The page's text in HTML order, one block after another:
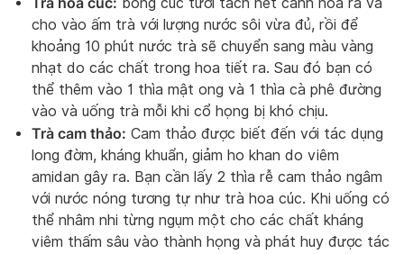
cho vào ấm trà với lượng nước sôi vừa đủ, rồi để
khoảng 10 phút nước trà sẽ chuyển sang màu vàng
nhạt do các chất trong hoa tiết ra. Sau đó bạn có
thể thêm vào 1 thìa mật ong và 1 thìa cà phê đường
vào và uống trà mỗi khi cổ họng bị khó chịu.
Trà cam thảo: Cam thảo được biết đến với tác dụng
long đờm, kháng khuẩn, giảm ho khan do viêm
amidan gây ra. Bạn cần lấy 2 thìa rễ cam thảo ngâm
với nước nóng tương tự như trà hoa cúc. Khi uống có
thể nhâm nhi từng ngụm một cho các chất kháng
viêm thấm sâu vào thành họng và phát huy được tác